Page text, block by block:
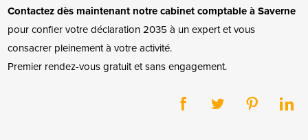
Contactez dès maintenant notre cabinet comptable à Saverne
pour confier votre déclaration 2035 à un expert et vous
consacrer pleinement à votre activité.
Premier rendez-vous gratuit et sans engagement.